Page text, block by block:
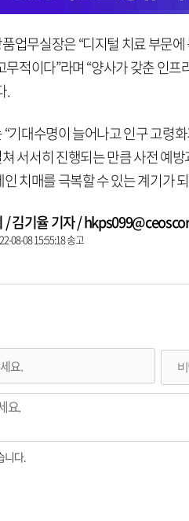
업무실장은 “디지털 치료 부문
무적이다”라며 “양사가 갖춘 인
.
기대수명이 늘어나고 인구 고령
서서히 진행되는 만큼 사전 예
치매를 극복할 수 있는 계기가
/ 김기율 기자 /
08-08 15:55:18 송고
니다.